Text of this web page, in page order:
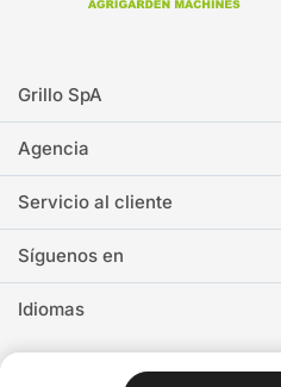
Grillo SpA
Agencia
Servicio al cliente
Síguenos en
Idiomas
Grillo SpA VAT IT00814230405